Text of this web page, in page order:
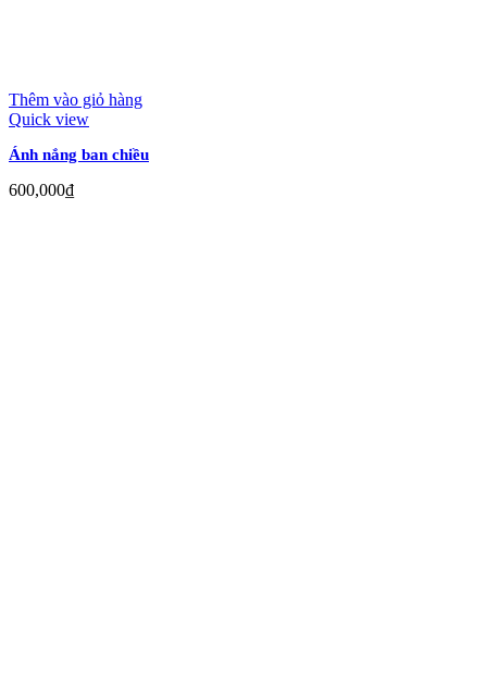
Thêm vào giỏ hàng
Quick view
Ánh nắng ban chiều
600,000₫